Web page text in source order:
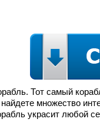
Тот самый
множество
украсит любой